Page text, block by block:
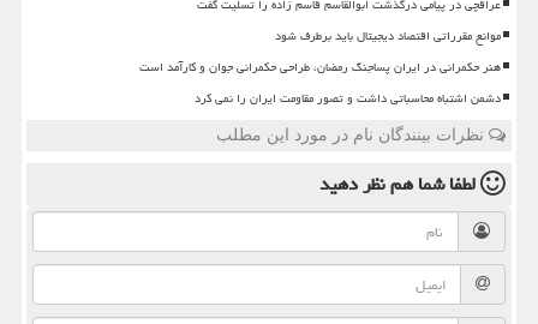
عراقچی در پیامی درگذشت ابوالقاسم قاسم زاده را تسلیت گفت
موانع مقرراتی اقتصاد دیجیتال باید برطرف شود
هنر حکمرانی در ایران پساجنگ رمضان، طراحی حکمرانی جوان و کارآمد است
دشمن اشتباه محاسباتی داشت و تصور مقاومت ایران را نمی کرد
نظرات بینندگان نام در مورد این مطلب
لطفا شما همنظر دهید